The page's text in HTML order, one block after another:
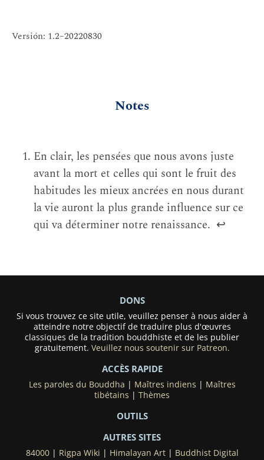
Versión: 1.2–20220830
Notes
En clair, les pensées que nous avons juste
avant la mort et celles qui sont le fruit des
habitudes les mieux ancrées en nous durant
la vie auront la plus grande influence sur ce
qui va déterminer notre renaissance. ↩
DONS
Si vous trouvez ce site utile, veuillez penser à nous aider à
atteindre notre objectif de traduire plus d'œuvres
classiques de la tradition bouddhiste et de les publier
gratuitement. Veuillez nous soutenir sur Patreon.
ACCÈS RAPIDE
Les paroles du Bouddha | Maîtres indiens | Maîtres
tibétains | Thèmes
OUTILS
AUTRES SITES
84000| Rigpa Wiki | Himalayan Art| Buddhist Digital